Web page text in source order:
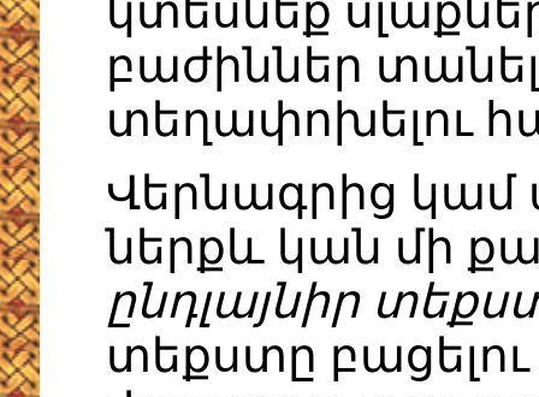
կտեսնեք
բաժիններ
տեղափոխելու
Վերնագրից կամ
ներքև կան մի
ընդլայնիր
տեքստը